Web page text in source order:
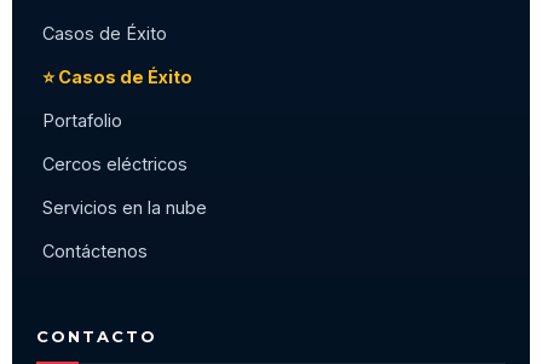
Casos de Éxito
⭐ Casos de Éxito
Portafolio
Cercos eléctricos
Servicios en la nube
Contáctenos
CONTACTO